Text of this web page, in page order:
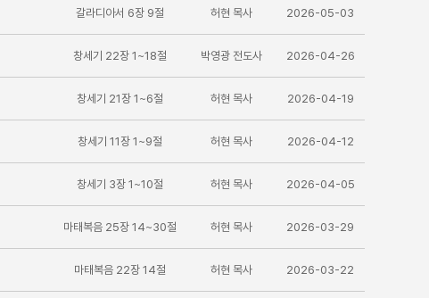
갈라디아서 6장 9절 허현 목사 2026-05-03
창세기 22장 1~18절 박영광 전도사 2026-04-26
창세기 21장 1~6절 허현 목사 2026-04-19
창세기 11장 1~9절 허현 목사 2026-04-12
창세기 3장 1~10절 허현 목사 2026-04-05
마태복음 25장 14~30절 허현 목사 2026-03-29
마태복음 22장 14절 허현 목사 2026-03-22